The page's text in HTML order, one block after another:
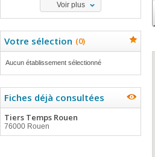
Voir plus
Votre sélection (0)
Aucun établissement sélectionné
Fiches déjà consultées
Tiers Temps Rouen
76000 Rouen